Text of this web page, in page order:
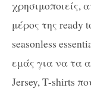
χρησιμοποιείς,
μέρος της ready
seasonless
εμάς για να τα
Jersey, T-shirts